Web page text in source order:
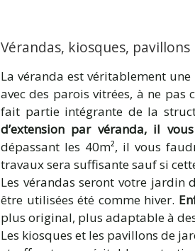
Vérandas, kiosques, pavillons
La véranda est véritablement
avec des parois vitrées, à ne
fait partie intégrante de la
d’extension par véranda, il
dépassant les 40m², il vous
travaux sera suffisante sauf si
Les vérandas seront votre jardin
être utilisées été comme hiver.
plus original, plus adaptable à
Les kiosques et les pavillons de